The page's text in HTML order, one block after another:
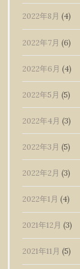
2022年8月 (4)
2022年7月 (6)
2022年6月 (4)
2022年5月 (5)
2022年4月 (3)
2022年3月 (5)
2022年2月 (3)
2022年1月 (4)
2021年12月 (3)
2021年11月 (5)